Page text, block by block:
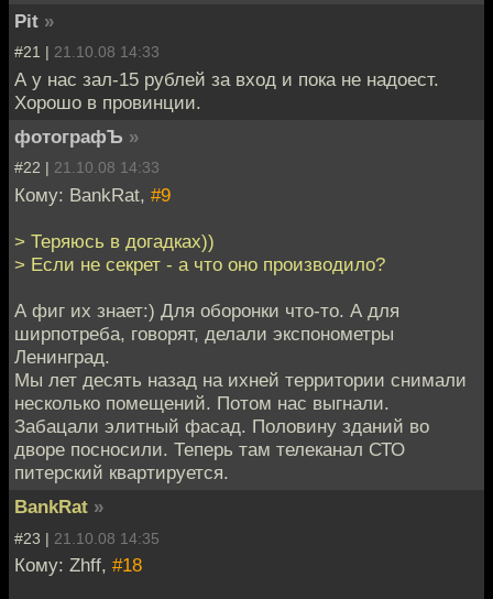
Pit »
#21 | 21.10.08 14:33
А у нас зал-15 рублей за вход и пока не надоест.
Хорошо в провинции.
фотографЪ »
#22 | 21.10.08 14:33
Кому: BankRat, #9
> Теряюсь в догадках))
> Если не секрет - а что оно производило?
А фиг их знает:) Для оборонки что-то. А для
ширпотреба, говорят, делали экспонометры
Ленинград.
Мы лет десять назад на ихней территории снимали
несколько помещений. Потом нас выгнали.
Забацали элитный фасад. Половину зданий во
дворе посносили. Теперь там телеканал СТО
питерский квартируется.
BankRat »
#23 | 21.10.08 14:35
Кому: Zhff, #18